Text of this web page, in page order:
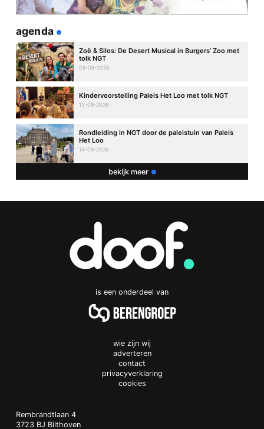
agenda
Zoë & Silos: De Desert Musical in Burgers’ Zoo met
tolk NGT
08-08-2026
Kindervoorstelling Paleis Het Loo met tolk NGT
13-08-2026
Rondleiding in NGT door de paleistuin van Paleis
Het Loo
14-08-2026
bekijk meer
is een onderdeel van
wie zijn wij
adverteren
contact
privacyverklaring
cookies
Doof.nl
work
Rembrandtlaan 4
3723 BJ Bilthoven